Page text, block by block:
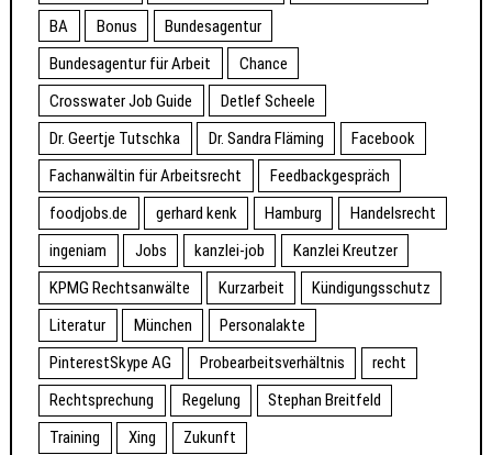
BA
Bonus
Bundesagentur
Bundesagentur für Arbeit
Chance
Crosswater Job Guide
Detlef Scheele
Dr. Geertje Tutschka
Dr. Sandra Fläming
Facebook
Fachanwältin für Arbeitsrecht
Feedbackgespräch
foodjobs.de
gerhard kenk Hamburg
Handelsrecht
ingeniam
Jobs kanzlei-job
Kanzlei Kreutzer
KPMG Rechtsanwälte
Kurzarbeit
Kündigungsschutz
Literatur
München
Personalakte
PinterestSkype AG
Probearbeitsverhältnis
recht
Rechtsprechung
Regelung
Stephan Breitfeld
Training
Xing Zukunft